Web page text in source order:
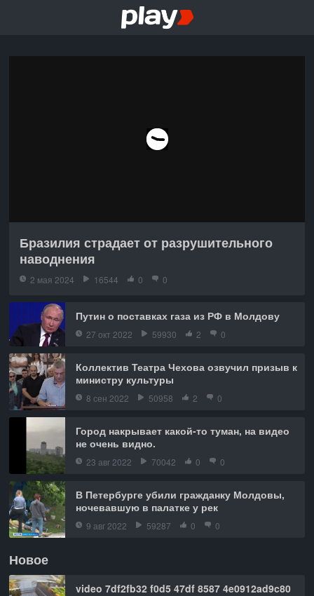
Бразилия страдает от разрушительного
наводнения
2 мая 2024 16544 0 0
Путин о поставках газа из РФ в Молдову
27 окт 2022 59930 2 0
Коллектив Театра Чехова озвучил призыв к
министру культуры
8 сен 2022 50958 2 0
Город накрывает какой-то туман, на видео
не очень видно.
23 авг 2022 70042 0 0
В Петербурге убили гражданку Молдовы,
ночевавшую в палатке у рек
9 авг 2022 59287 0 0
Новое
video 7df2fb32 f0d5 47df 8587 4e0912ad9c80